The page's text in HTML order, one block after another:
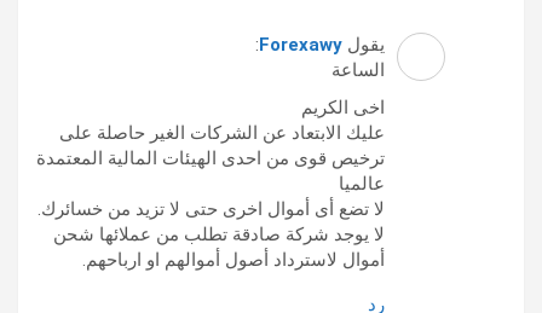
يقول Forexawy
:
الساعة
اخى الكريم
عليك الابتعاد عن الشركات الغير حاصلة على
ترخيص قوى من احدى الهيئات المالية المعتمدة
عالميا
لا تضع أى أموال اخرى حتى لا تزيد من خسائرك.
لا يوجد شركة صادقة تطلب من عملائها شحن
أموال لاسترداد أصول أموالهم او ارباحهم.
رد